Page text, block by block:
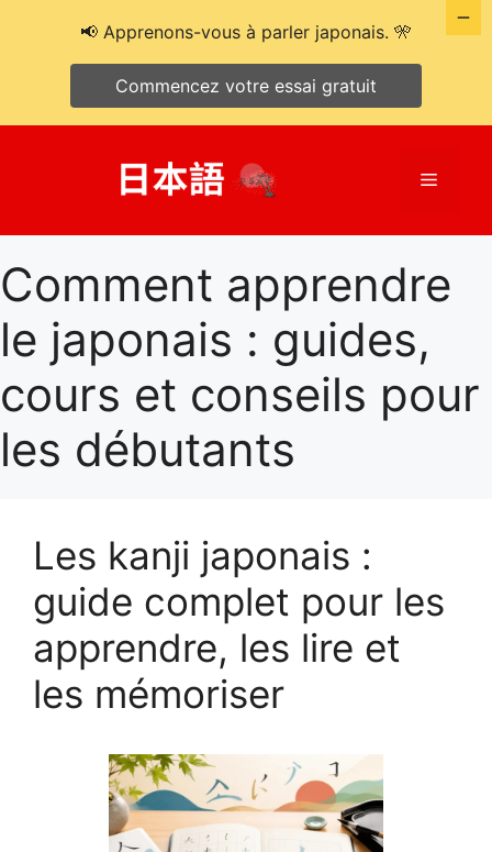
Menu
Comment apprendre
le japonais : guides,
cours et conseils pour
les débutants
Les kanji japonais :
guide complet pour les
apprendre, les lire et
les mémoriser
📢 Apprenons-vous à parler japonais. 🎌
Commencez votre essai gratuit